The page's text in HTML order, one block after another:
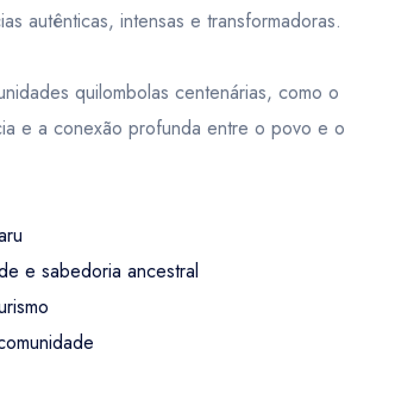
autênticas, intensas e transformadoras.
quilombolas centenárias, como o
e a conexão profunda entre o povo e o
e sabedoria ancestral